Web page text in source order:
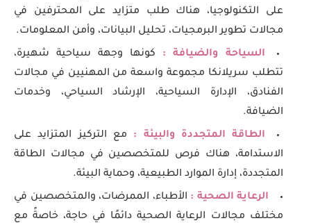
على التكنولوجيا، هناك طلب متزايد على المحترفين في
مجالات تطوير البرمجيات، تحليل البيانات، وأمن المعلومات.
السياحة والضيافة :
كونها وجهة سياحية شهيرة،
تتطلب سريلانكا مجموعة واسعة من المهنيين في مجالات
الفنادق، الإدارة السياحية، الإرشاد السياحي، وخدمات
الضيافة.
الطاقة المتجددة والبيئة : مع التركيز المتزايد على
الاستدامة، هناك فرص للمتخصصين في مجالات الطاقة
المتجددة، إدارة الموارد الطبيعية، وحماية البيئة.
الرعاية الصحية : الأطباء، الممرضات، والمتخصصين في
مختلف مجالات الرعاية الصحية دائمًا في حاجة، خاصةً مع